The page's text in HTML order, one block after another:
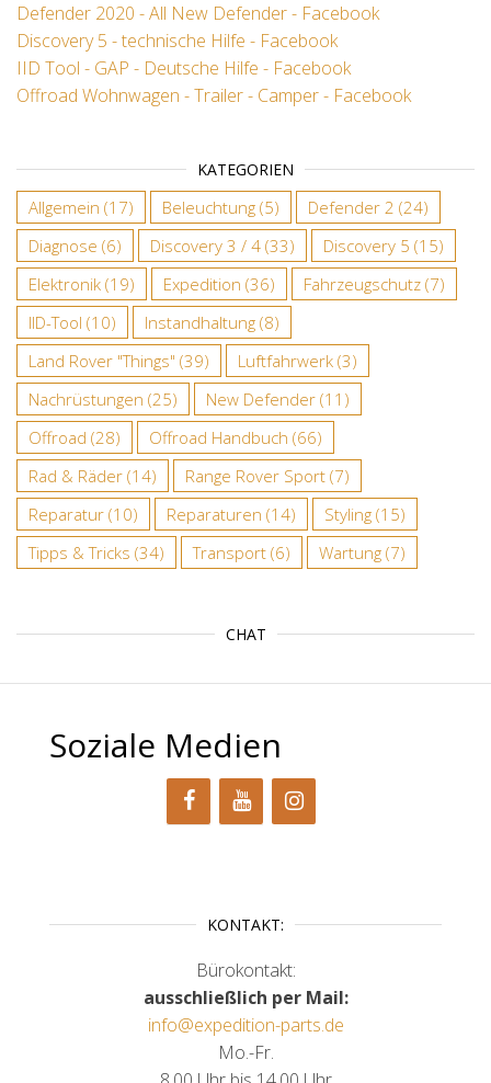
Defender 2020 - All New Defender - Facebook
Discovery 5 - technische Hilfe - Facebook
IID Tool - GAP - Deutsche Hilfe - Facebook
Offroad Wohnwagen - Trailer - Camper - Facebook
KATEGORIEN
Allgemein (17) Beleuchtung (5) Defender 2 (24)
Diagnose (6) Discovery 3 / 4 (33) Discovery 5 (15)
Elektronik (19) Expedition (36) Fahrzeugschutz (7)
IID-Tool (10) Instandhaltung (8)
Land Rover "Things" (39) Luftfahrwerk (3)
Nachrüstungen (25) New Defender (11)
Offroad (28) Offroad Handbuch (66)
Rad & Räder (14) Range Rover Sport (7)
Reparatur (10) Reparaturen (14) Styling (15)
Tipps & Tricks (34) Transport (6) Wartung (7)
CHAT
Soziale Medien
KONTAKT:
Bürokontakt:
ausschließlich per Mail:
info@expedition-parts.de
Mo.-Fr.